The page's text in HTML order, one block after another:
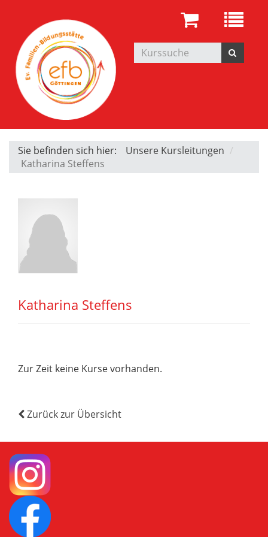
Sie befinden sich hier:
Unsere Kursleitungen
Katharina Steffens
Katharina Steffens
Zur Zeit keine Kurse vorhanden.
Zurück zur Übersicht